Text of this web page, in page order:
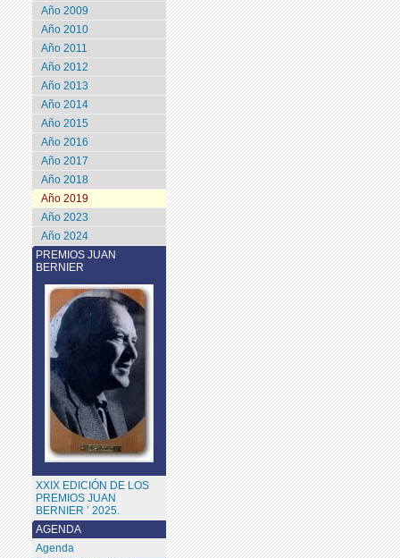
AGENDA
Agenda
Año 2009
Año 2010
Año 2011
Año 2012
Año 2013
Año 2014
Año 2015
Año 2016
Año 2017
Año 2018
Año 2019
Año 2023
Año 2024
PREMIOS JUAN
BERNIER
XXIX EDICIÓN DE LOS
PREMIOS JUAN
BERNIER ’ 2025.